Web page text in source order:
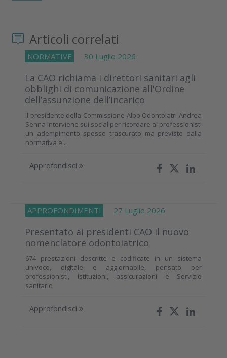
Articoli correlati
NORMATIVE 30 Luglio 2026
La CAO richiama i direttori sanitari agli
obblighi di comunicazione all'Ordine
dell’assunzione dell’incarico
Il presidente della Commissione Albo Odontoiatri Andrea
Senna interviene sui social per ricordare ai professionisti
un adempimento spesso trascurato ma previsto dalla
normativa e...
Approfondisci
APPROFONDIMENTI 27 Luglio 2026
Presentato ai presidenti CAO il nuovo
nomenclatore odontoiatrico
674 prestazioni descritte e codificate in un sistema
univoco, digitale e aggiornabile, pensato per
professionisti, istituzioni, assicurazioni e Servizio
sanitario
Approfondisci